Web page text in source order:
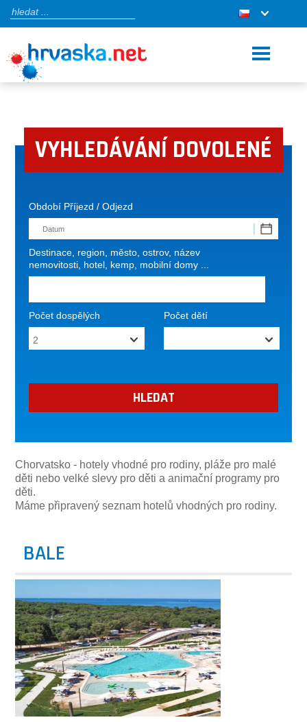
VYHLEDÁVÁNÍ DOVOLENÉ
Období Příjezd / Odjezd
Destinace, region, město, ostrov, název
nemovitosti, hotel, kemp, mobilní domy ...
Počet dospělých Počet dětí
Chorvatsko - hotely vhodné pro rodiny, pláže pro malé
děti nebo velké slevy pro děti a animační programy pro
děti.
Máme připravený seznam hotelů vhodných pro rodiny.
BALE